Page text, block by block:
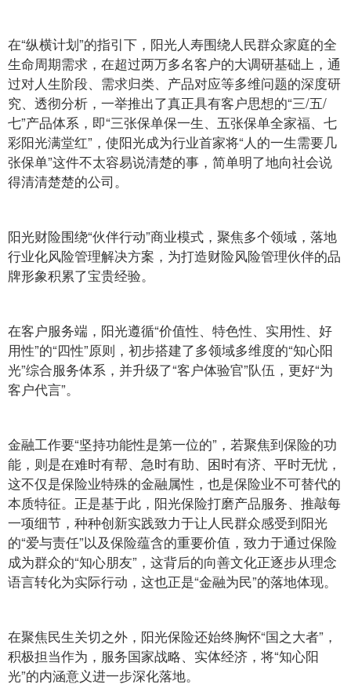
在“纵横计划”的指引下，阳光人寿围绕人民群众家庭的全
生命周期需求，在超过两万多名客户的大调研基础上，通
过对人生阶段、需求归类、产品对应等多维问题的深度研
究、透彻分析，一举推出了真正具有客户思想的“三/五/
七”产品体系，即“三张保单保一生、五张保单全家福、七
彩阳光满堂红”，使阳光成为行业首家将“人的一生需要几
张保单”这件不太容易说清楚的事，简单明了地向社会说
得清清楚楚的公司。
阳光财险围绕“伙伴行动”商业模式，聚焦多个领域，落地
行业化风险管理解决方案，为打造财险风险管理伙伴的品
牌形象积累了宝贵经验。
在客户服务端，阳光遵循“价值性、特色性、实用性、好
用性”的“四性”原则，初步搭建了多领域多维度的“知心阳
光”综合服务体系，并升级了“客户体验官”队伍，更好“为
客户代言”。
金融工作要“坚持功能性是第一位的”，若聚焦到保险的功
能，则是在难时有帮、急时有助、困时有济、平时无忧，
这不仅是保险业特殊的金融属性，也是保险业不可替代的
本质特征。正是基于此，阳光保险打磨产品服务、推敲每
一项细节，种种创新实践致力于让人民群众感受到阳光
的“爱与责任”以及保险蕴含的重要价值，致力于通过保险
成为群众的“知心朋友”，这背后的向善文化正逐步从理念
语言转化为实际行动，这也正是“金融为民”的落地体现。
在聚焦民生关切之外，阳光保险还始终胸怀“国之大者”，
积极担当作为，服务国家战略、实体经济，将“知心阳
光”的内涵意义进一步深化落地。